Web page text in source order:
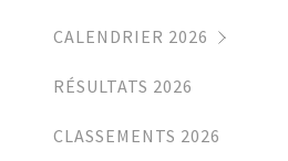
CALENDRIER 2026
RÉSULTATS 2026
CLASSEMENTS 2026